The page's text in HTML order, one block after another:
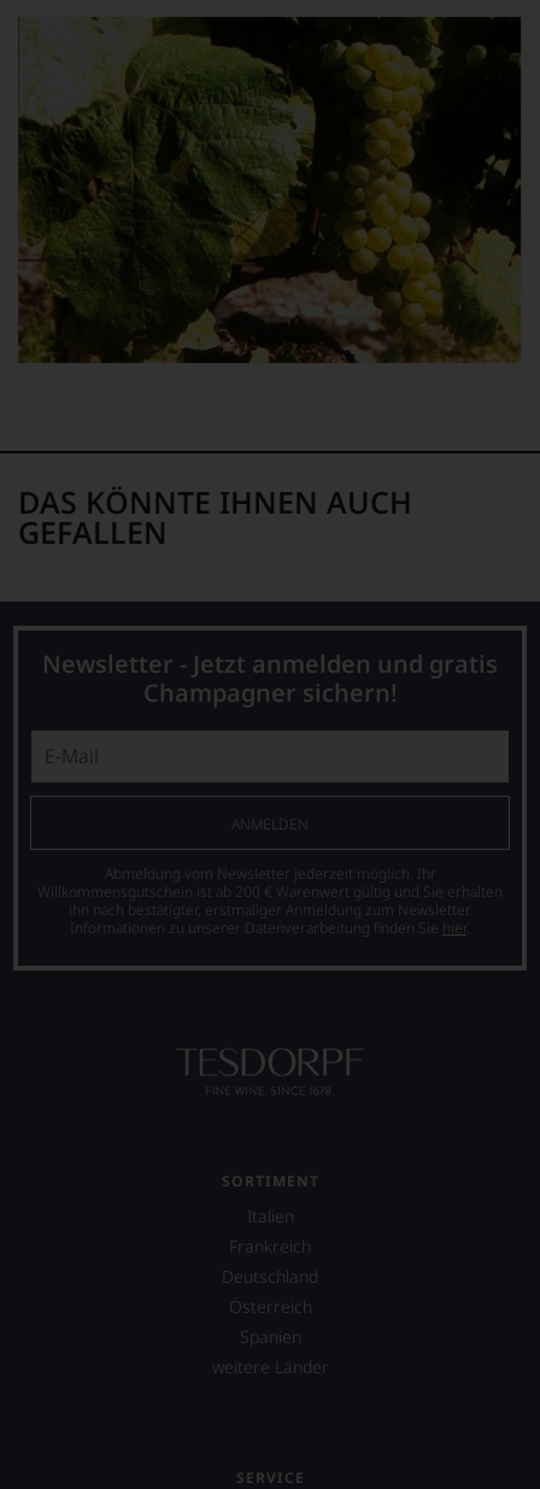
können. Riesling – das ist Faszination pur.
DAS KÖNNTE IHNEN AUCH
GEFALLEN
Newsletter - Jetzt anmelden und gratis
Champagner sichern!
ANMELDEN
Abmeldung vom Newsletter jederzeit möglich. Ihr
Willkommensgutschein ist ab 200 € Warenwert gültig und Sie erhalten
ihn nach bestätigter, erstmaliger Anmeldung zum Newsletter.
Informationen zu unserer Datenverarbeitung finden Sie hier.
SORTIMENT
Italien
Frankreich
Deutschland
Österreich
Spanien
weitere Länder
SERVICE